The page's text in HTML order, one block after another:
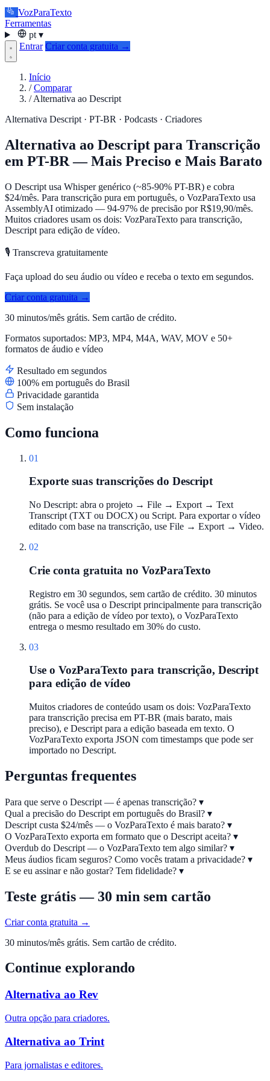
VozParaTexto
Ferramentas
pt ▾
Entrar Criar conta gratuita →
Início
/ Comparar
/ Alternativa ao Descript
Alternativa Descript · PT-BR · Podcasts · Criadores
Alternativa ao Descript para Transcrição
em PT-BR — Mais Preciso e Mais Barato
O Descript usa Whisper genérico (~85-90% PT-BR) e cobra
$24/mês. Para transcrição pura em português, o VozParaTexto usa
AssemblyAI otimizado — 94-97% de precisão por R$19,90/mês.
Muitos criadores usam os dois: VozParaTexto para transcrição,
Descript para edição de vídeo.
🎙️ Transcreva gratuitamente
Faça upload do seu áudio ou vídeo e receba o texto em segundos.
Criar conta gratuita →
30 minutos/mês grátis. Sem cartão de crédito.
Formatos suportados: MP3, MP4, M4A, WAV, MOV e 50+
formatos de áudio e vídeo
Resultado em segundos
100% em português do Brasil
Privacidade garantida
Sem instalação
Como funciona
01
Exporte suas transcrições do Descript
No Descript: abra o projeto → File → Export → Text
Transcript (TXT ou DOCX) ou Script. Para exportar o vídeo
editado com base na transcrição, use File → Export → Video.
02
Crie conta gratuita no VozParaTexto
Registro em 30 segundos, sem cartão de crédito. 30 minutos
grátis. Se você usa o Descript principalmente para transcrição
(não para a edição de vídeo por texto), o VozParaTexto
entrega o mesmo resultado em 30% do custo.
03
Use o VozParaTexto para transcrição, Descript
para edição de vídeo
Muitos criadores de conteúdo usam os dois: VozParaTexto
para transcrição precisa em PT-BR (mais barato, mais
preciso), e Descript para a edição baseada em texto. O
VozParaTexto exporta JSON com timestamps que pode ser
importado no Descript.
Perguntas frequentes
Para que serve o Descript — é apenas transcrição? ▾
Qual a precisão do Descript em português do Brasil? ▾
Descript custa $24/mês — o VozParaTexto é mais barato? ▾
O VozParaTexto exporta em formato que o Descript aceita? ▾
Overdub do Descript — o VozParaTexto tem algo similar? ▾
Meus áudios ficam seguros? Como vocês tratam a privacidade? ▾
E se eu assinar e não gostar? Tem fidelidade? ▾
Teste grátis — 30 min sem cartão
Criar conta gratuita →
30 minutos/mês grátis. Sem cartão de crédito.
Continue explorando
Alternativa ao Rev
Outra opção para criadores.
Alternativa ao Trint
Para jornalistas e editores.